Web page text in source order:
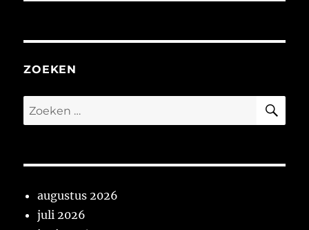
ZOEKEN
Zoeken
naar:
augustus 2026
juli 2026